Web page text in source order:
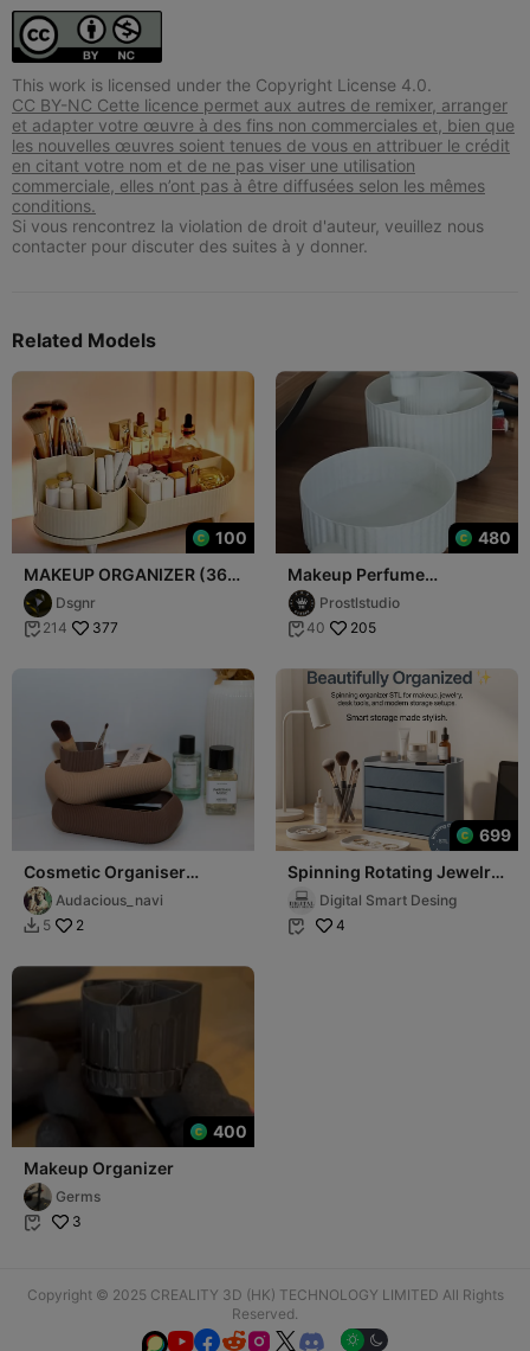
This work is licensed under the Copyright License 4.0.
CC BY-NC Cette licence permet aux autres de remixer, arranger
et adapter votre œuvre à des fins non commerciales et, bien que
les nouvelles œuvres soient tenues de vous en attribuer le crédit
en citant votre nom et de ne pas viser une utilisation
commerciale, elles n’ont pas à être diffusées selon les mêmes
conditions.
Si vous rencontrez la violation de droit d'auteur, veuillez nous
contacter pour discuter des suites à y donner.
Related Models
100
MAKEUP ORGANIZER (360
Rotating)
Dsgnr
 214 377
480
Makeup Perfume
Organizer 360 Degree
RotationProstlstudio
 40 205
Cosmetic Organiser
RotatableAudacious_navi
 5 2
699
Spinning Rotating Jewelry,
Makeup, Desk Organizer,
StorageDigital Smart Desing
 4
400
Makeup Organizer
Germs
 3
Copyright © 2025 CREALITY 3D (HK) TECHNOLOGY LIMITED All Rights
Reserved.
  